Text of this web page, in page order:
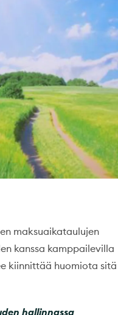
maksuaikataulujen
kanssa kamppailevilla
kiinnittää huomiota sitä
hallinnassa